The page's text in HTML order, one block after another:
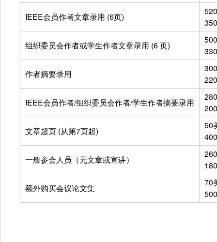
IEEE会员作者文章录用 (6页)
组织委员会作者或学生作者文章录用 (6 页)
作者摘要录用
IEEE会员作者/组织委员会作者/学生作者摘要录用
文章超页 (从第7页起)
50
一般参会人员（无文章或宣讲）
额外购买会议论文集
70